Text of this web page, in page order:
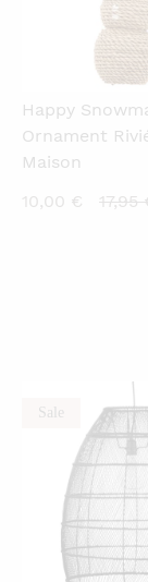
Happy
Ornament
Maison
10,00 € 17,95
Sale